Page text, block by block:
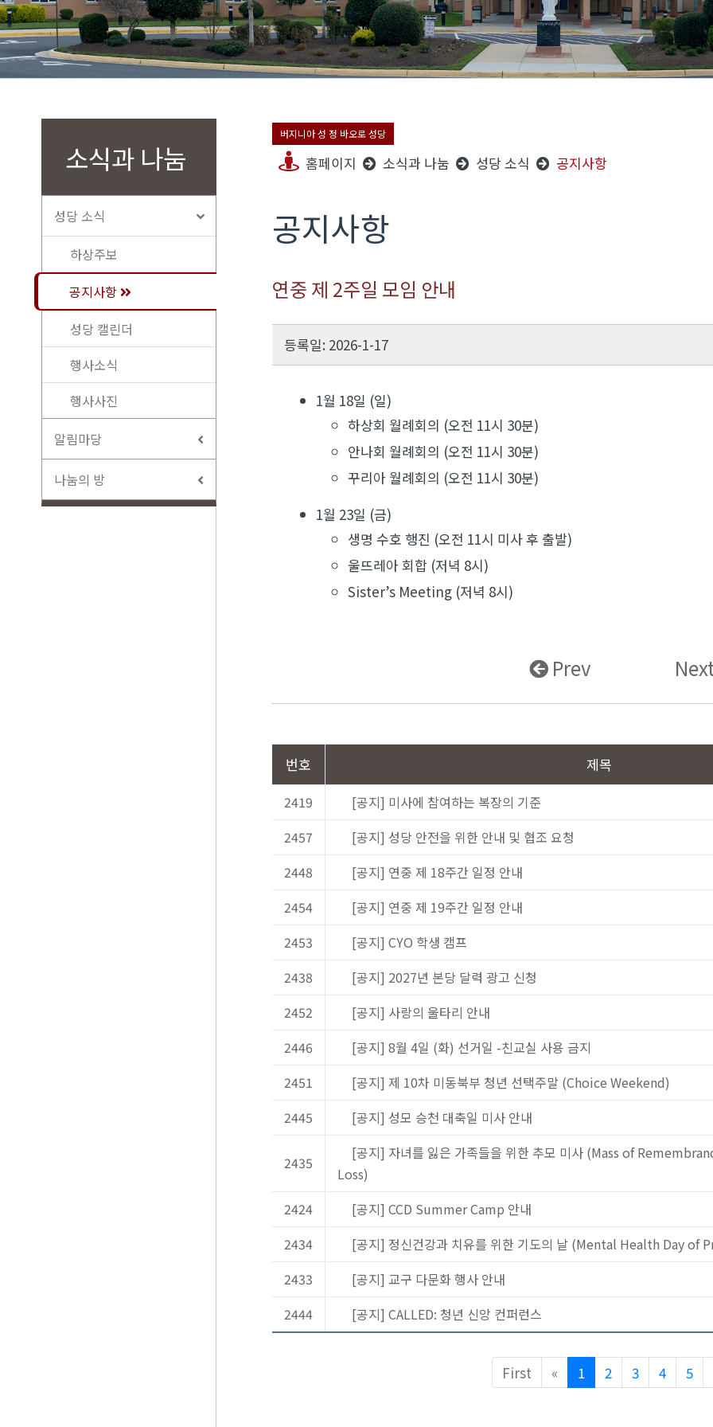
소식과 나눔
성당 소식
하상주보
공지사항
성당 캘린더
행사소식
행사사진
알림마당
나눔의 방
버지니아 성 정 바오로 성당
홈페이지 소식과 나눔 성당 소식 공지사항
공지사항
연중 제 2주일 모임 안내
등록일: 2026-1-17
1월 18일 (일)
하상회 월례회의 (오전 11시 30분)
안나회 월례회의 (오전 11시 30분)
꾸리아 월례회의 (오전 11시 30분)
1월 23일 (금)
생명 수호 행진 (오전 11시 미사 후 출발)
울뜨레아 회합 (저녁 8시)
Sister’s Meeting (저녁 8시)
Prev
번호 제목
2419
[공지] 미사에 참여하는 복장의 기준
2457
[공지] 성당 안전을 위한 안내 및 협조 요청
2448
[공지] 연중 제 18주간 일정 안내
2454
[공지] 연중 제 19주간 일정 안내
2453
[공지] CYO 학생 캠프
2438
[공지] 2027년 본당 달력 광고 신청
2452
[공지] 사랑의 울타리 안내
2446
[공지] 8월 4일 (화) 선거일 -친교실 사용 금지
2451
[공지] 제 10차 미동북부 청년 선택주말 (Choice Weekend)
2445
[공지] 성모 승천 대축일 미사 안내
2435
[공지] 자녀를 잃은 가족들을 위한 추모 미사 (Mass of
Loss)
2424
[공지] CCD Summer Camp 안내
2434
[공지] 정신건강과 치유를 위한 기도의 날 (Mental Health Day of
2433
[공지] 교구 다문화 행사 안내
2444
[공지] CALLED: 청년 신앙 컨퍼런스
First «Previous
1 2 3 4 5